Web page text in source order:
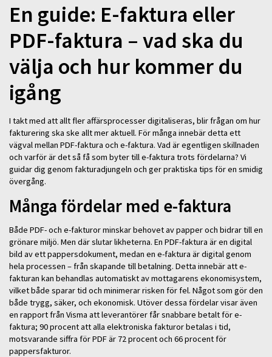
En guide: E-faktura eller
PDF-faktura – vad ska du
välja och hur kommer du
igång
I takt med att allt fler affärsprocesser digitaliseras, blir frågan om hur
fakturering ska ske allt mer aktuell. För många innebär detta ett
vägval mellan PDF-faktura och e-faktura. Vad är egentligen skillnaden
och varför är det så få som byter till e-faktura trots fördelarna? Vi
guidar dig genom fakturadjungeln och ger praktiska tips för en smidig
övergång.
Många fördelar med e-faktura
Både PDF- och e-fakturor minskar behovet av papper och bidrar till en
grönare miljö. Men där slutar likheterna. En PDF-faktura är en digital
bild av ett pappersdokument, medan en e-faktura är digital genom
hela processen – från skapande till betalning. Detta innebär att e-
fakturan kan behandlas automatiskt av mottagarens ekonomisystem,
vilket både sparar tid och minimerar risken för fel. Något som gör den
både trygg, säker, och ekonomisk. Utöver dessa fördelar visar även
en rapport från Visma att leverantörer får snabbare betalt för e-
faktura; 90 procent att alla elektroniska fakturor betalas i tid,
motsvarande siffra för PDF är 72 procent och 66 procent för
pappersfakturor.